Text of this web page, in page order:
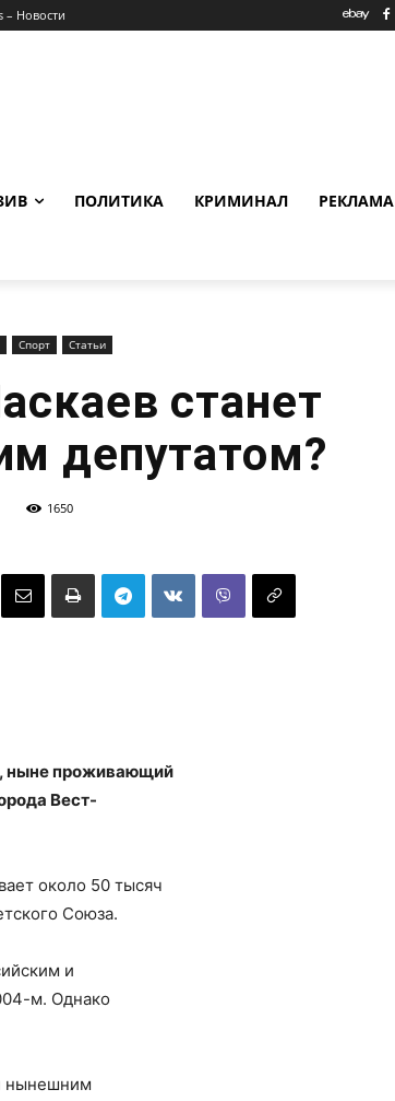
– Новости
ПОЛИТИКА КРИМИНАЛ РЕКЛАМА
Спорт Статьи
станет
депутатом?
1650
ныне проживающий
Вест-
около 50 тысяч
Союза.
и
м. Однако
нынешним